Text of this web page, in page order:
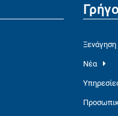
Ξενάγηση
Νέα